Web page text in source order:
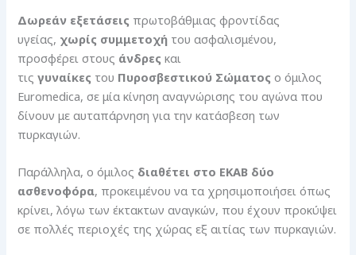
Δωρεάν εξετάσεις πρωτοβάθμιας φροντίδας
υγείας, χωρίς συμμετοχή του ασφαλισμένου,
προσφέρει στους άνδρες και
τιςγυναίκες του Πυροσβεστικού Σώματος ο όμιλος
Euromedica, σε μία κίνηση αναγνώρισης του αγώνα που
δίνουν με αυταπάρνηση για την κατάσβεση των
πυρκαγιών.
Παράλληλα, ο όμιλος διαθέτει στο ΕΚΑΒ δύο
ασθενοφόρα, προκειμένου να τα χρησιμοποιήσει όπως
κρίνει, λόγω των έκτακτων αναγκών, που έχουν προκύψει
σε πολλές περιοχές της χώρας εξ αιτίας των πυρκαγιών.